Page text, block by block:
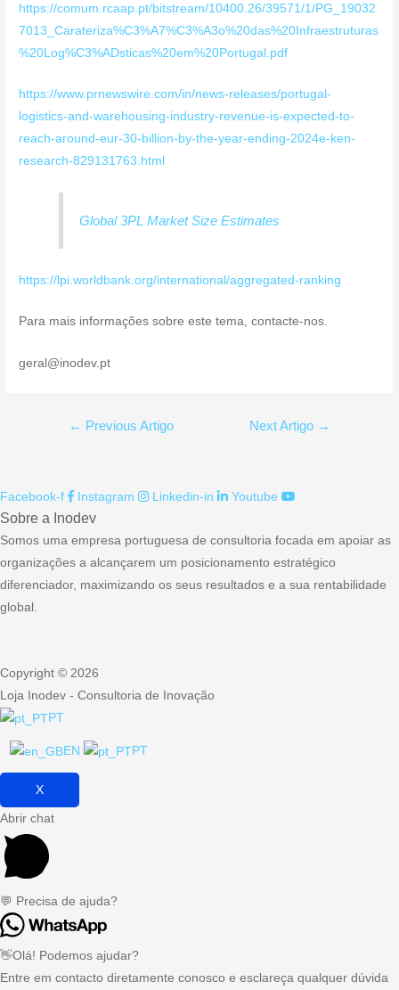
https://comum.rcaap.pt/bitstream/10400.26/39571/1/PG_19032
7013_Carateriza%C3%A7%C3%A3o%20das%20Infraestruturas
%20Log%C3%ADsticas%20em%20Portugal.pdf
https://www.prnewswire.com/in/news-releases/portugal-
logistics-and-warehousing-industry-revenue-is-expected-to-
reach-around-eur-30-billion-by-the-year-ending-2024e-ken-
research-829131763.html
Global 3PL Market Size Estimates
https://lpi.worldbank.org/international/aggregated-ranking
Para mais informações sobre este tema, contacte-nos.
geral@inodev.pt
Navegação
← Previous Artigo Next Artigo →
Facebook-f Instagram Linkedin-in Youtube
Sobre a Inodev
Somos uma empresa portuguesa de consultoria focada em apoiar as
organizações a alcançarem um posicionamento estratégico
diferenciador, maximizando os seus resultados e a sua rentabilidade
global.
Copyright © 2026
Loja Inodev - Consultoria de Inovação
PT
EN PT
X
Abrir chat
💬 Precisa de ajuda?
👋Olá! Podemos ajudar?
Entre em contacto diretamente conosco e esclareça qualquer dúvida